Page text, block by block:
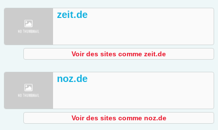
zeit.de
Voir des sites comme zeit.de
noz.de
Voir des sites comme noz.de